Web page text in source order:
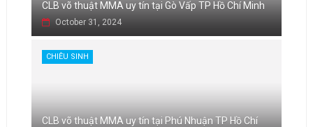
CLB võ thuật MMA uy tín tại Gò Vấp TP Hồ Chí Minh
October 31, 2024
CHIÊU SINH
CLB võ thuật MMA uy tín tại Phú Nhuận TP Hồ Chí